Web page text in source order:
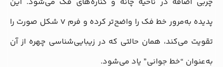
پدیده به‌مرور خط فک را واضح‌تر کرده و فرم V شکل صورت را
تقویت می‌کند، همان حالتی که در زیبایی‌شناسی چهره از آن
به‌عنوان “خط جوانی” یاد می‌شود.